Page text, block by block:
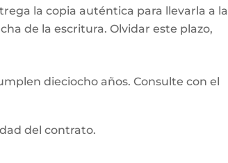
la copia auténtica para llevarla a la
de la escritura. Olvidar este plazo,
dieciocho años. Consulte con el
del contrato.